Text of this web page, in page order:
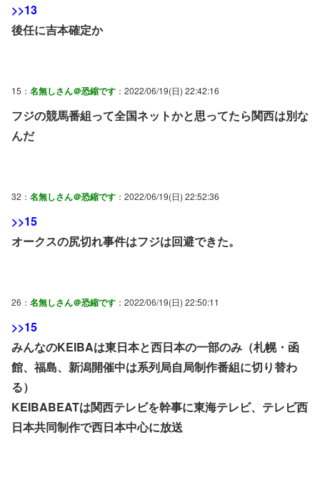
>>13
後任に吉本確定か
15： 名無しさん＠恐縮です ：2022/06/19(日) 22:42:16
フジの競馬番組って全国ネットかと思ってたら関西は別な
んだ
32： 名無しさん＠恐縮です ：2022/06/19(日) 22:52:36
>>15
オークスの尻切れ事件はフジは回避できた。
26： 名無しさん＠恐縮です ：2022/06/19(日) 22:50:11
>>15
みんなのKEIBAは東日本と西日本の一部のみ（札幌・函
館、福島、新潟開催中は系列局自局制作番組に切り替わ
る）
KEIBABEATは関西テレビを幹事に東海テレビ、テレビ西
日本共同制作で西日本中心に放送